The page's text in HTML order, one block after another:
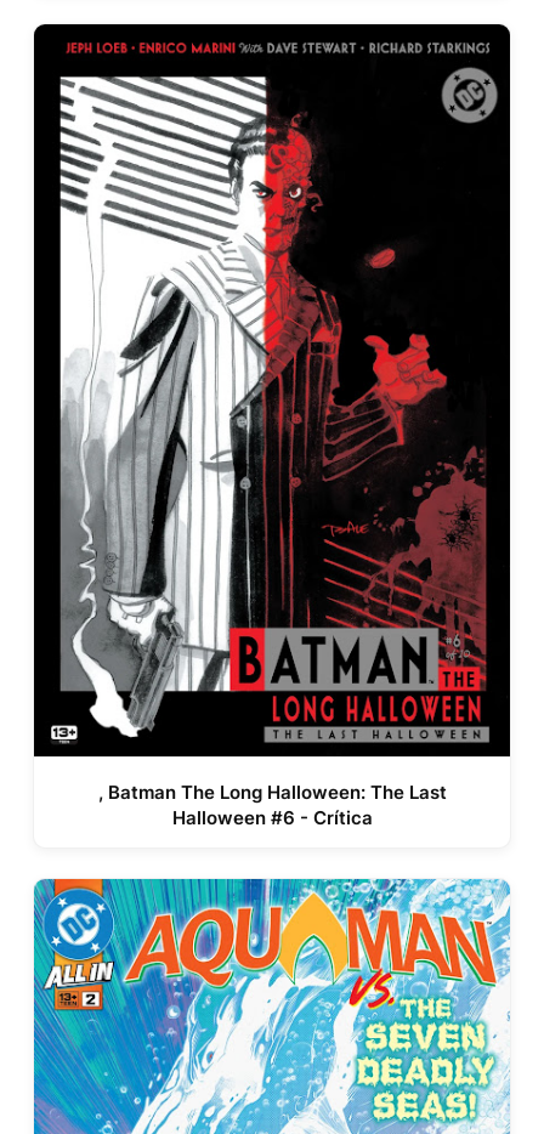
, Batman The Long Halloween: The Last
Halloween #6 - Crítica